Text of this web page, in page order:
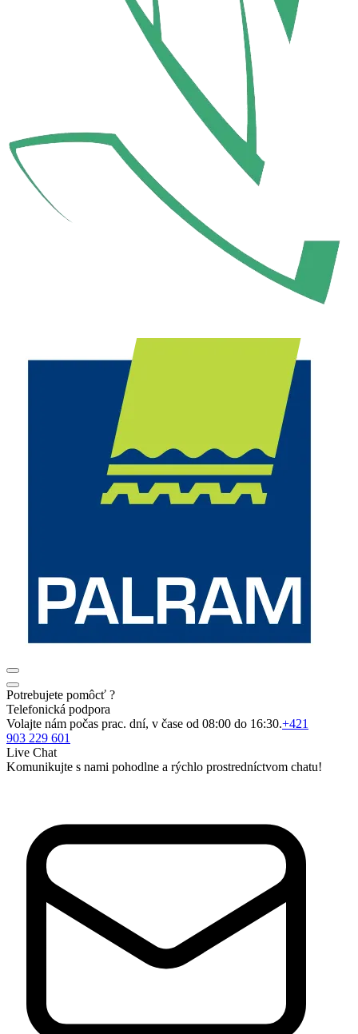
Potrebujete pomôcť ?
Telefonická podpora
Volajte nám počas prac. dní, v čase od 08:00 do 16:30.+421
903 229 601
Live Chat
Komunikujte s nami pohodlne a rýchlo prostredníctvom chatu!